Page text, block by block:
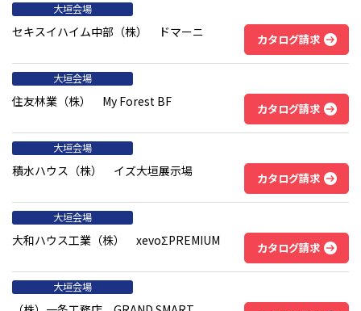
大垣会場
セキスイハイム中部（株） ドマーニ カタログ請求
大垣会場
住友林業（株） My Forest BF カタログ請求
大垣会場
積水ハウス（株） イズ大垣展示場 カタログ請求
大垣会場
大和ハウス工業（株） xevoΣPREMIUM カタログ請求
大垣会場